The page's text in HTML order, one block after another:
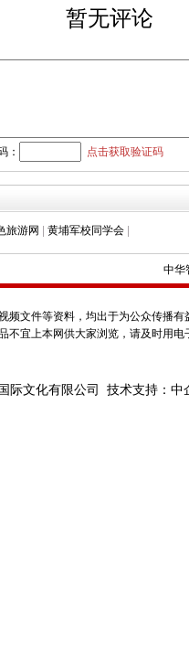
暂无评论
： 点击获取验证码
旅游网 | 黄埔军校同学会 |
中华
文件等资料，均出于为公众传播
不宜上本网供大家浏览，请及时用
际文化有限公司 技术支持：